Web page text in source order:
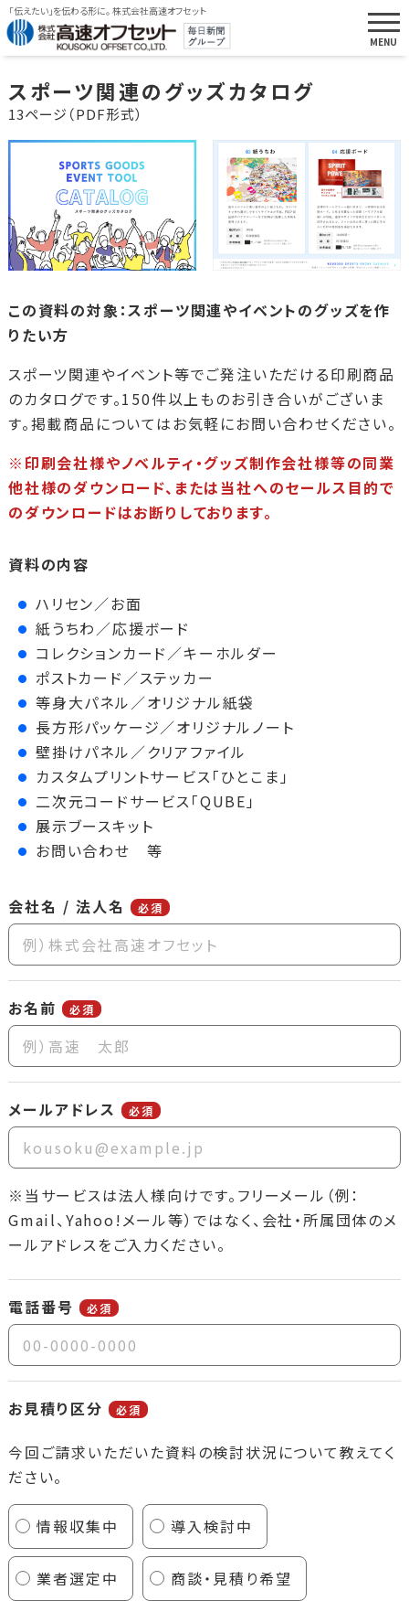
「伝えたい」を伝わる形に。 株式会社高速オフセット
スポーツ関連のグッズカタログ
13ページ（PDF形式）
この資料の対象：スポーツ関連やイベントのグッズを作
りたい方
スポーツ関連やイベント等でご発注いただける印刷商品
のカタログです。150件以上ものお引き合いがございま
す。掲載商品についてはお気軽にお問い合わせください。
※印刷会社様やノベルティ・グッズ制作会社様等の同業
他社様のダウンロード、または当社へのセールス目的で
のダウンロードはお断りしております。
資料の内容
ハリセン／お面
紙うちわ／応援ボード
コレクションカード／キーホルダー
ポストカード／ステッカー
等身大パネル／オリジナル紙袋
長方形パッケージ／オリジナルノート
壁掛けパネル／クリアファイル
カスタムプリントサービス「ひとこま」
二次元コードサービス「QUBE」
展示ブースキット
お問い合わせ 等
会社名 / 法人名 必須
お名前 必須
メールアドレス 必須
※当サービスは法人様向けです。フリーメール（例：
Gmail、Yahoo!メール等）ではなく、会社・所属団体のメ
ールアドレスをご入力ください。
電話番号 必須
お見積り区分 必須
今回ご請求いただいた資料の検討状況について教えてく
ださい。
情報収集中 導入検討中
業者選定中 商談・見積り希望